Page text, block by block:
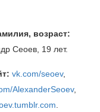
возраст:
Сеоев, 19 лет.
vk.com/seoev,
AlexanderSeoev,
.